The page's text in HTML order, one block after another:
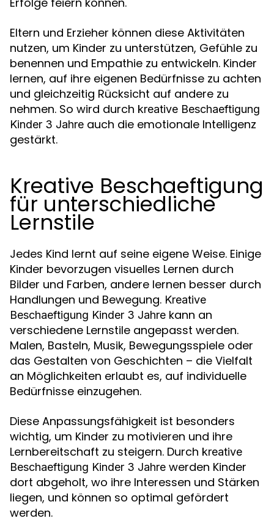
Eltern und Erzieher können diese Aktivitäten
nutzen, um Kinder zu unterstützen, Gefühle zu
benennen und Empathie zu entwickeln. Kinder
lernen, auf ihre eigenen Bedürfnisse zu achten
und gleichzeitig Rücksicht auf andere zu
nehmen. So wird durch kreative Beschaeftigung
Kinder 3 Jahre auch die emotionale Intelligenz
gestärkt.
Kreative Beschaeftigung
für unterschiedliche
Lernstile
Jedes Kind lernt auf seine eigene Weise. Einige
Kinder bevorzugen visuelles Lernen durch
Bilder und Farben, andere lernen besser durch
Handlungen und Bewegung. Kreative
Beschaeftigung Kinder 3 Jahre kann an
verschiedene Lernstile angepasst werden.
Malen, Basteln, Musik, Bewegungsspiele oder
das Gestalten von Geschichten – die Vielfalt
an Möglichkeiten erlaubt es, auf individuelle
Bedürfnisse einzugehen.
Diese Anpassungsfähigkeit ist besonders
wichtig, um Kinder zu motivieren und ihre
Lernbereitschaft zu steigern. Durch kreative
Beschaeftigung Kinder 3 Jahre werden Kinder
dort abgeholt, wo ihre Interessen und Stärken
liegen, und können so optimal gefördert
werden.